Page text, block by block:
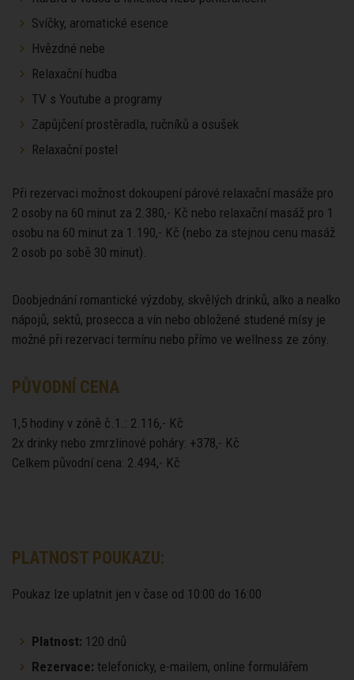
Svíčky, aromatické esence
Hvězdné nebe
Relaxační hudba
TV s Youtube a programy
Zapůjčení prostěradla, ručníků a osušek
Relaxační postel
Při rezervaci možnost dokoupení párové relaxační masáže pro
2 osoby na 60 minut za 2.380,- Kč nebo relaxační masáž pro 1
osobu na 60 minut za 1.190,- Kč (nebo za stejnou cenu masáž
2 osob po sobě 30 minut).
Doobjednání romantické výzdoby, skvělých drinků, alko a nealko
nápojů, sektů, prosecca a vín nebo obložené studené mísy je
možné při rezervaci termínu nebo přímo ve wellness ze zóny.
PŮVODNÍ CENA
1,5 hodiny v zóně č.1.: 2.116,- Kč
2x drinky nebo zmrzlinové poháry: +378,- Kč
Celkem původní cena: 2.494,- Kč
PLATNOST POUKAZU:
Poukaz lze uplatnit jen v čase od 10:00 do 16:00
Platnost: 120 dnů
Rezervace: telefonicky, e-mailem, online formulářem